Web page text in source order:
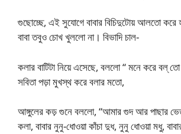
গুছোচ্ছে, এই সুযোগে বাবার বিচিদুটোয় আলতো করে
বাবা তবুও চোখ খুললো না। বিভাদি চাল-
কলার বাটিটা নিয়ে এসেছে, বললো “ মনে করে বল্
সবিতা পড়া মুখস্থ করে বলার মতো,
আঙ্গুলের কড় গুনে বললো, “আমার গুদ আর পাছার
কলা, বাবার নুনু-ধোওয়া কাঁচা দুধ, নুনু ধোওয়া মধু, বাবার